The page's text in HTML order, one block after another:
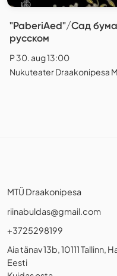
"PaberiAed"/Сад
русском
P 30. aug 13:00
Nukuteater Draakonipesa
MTÜ Draakonipesa
riinabuldas@gmail.com
+3725298199
Aia tänav 13b, 10111 Tallinn,
Eesti